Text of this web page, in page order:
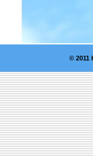
© 2011